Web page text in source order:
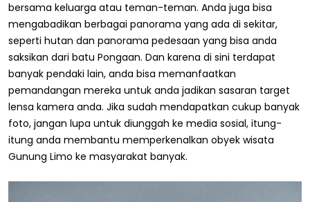
bersama keluarga atau teman-teman. Anda juga bisa
mengabadikan berbagai panorama yang ada di sekitar,
seperti hutan dan panorama pedesaan yang bisa anda
saksikan dari batu Pongaan. Dan karena di sini terdapat
banyak pendaki lain, anda bisa memanfaatkan
pemandangan mereka untuk anda jadikan sasaran target
lensa kamera anda. Jika sudah mendapatkan cukup banyak
foto, jangan lupa untuk diunggah ke media sosial, itung-
itung anda membantu memperkenalkan obyek wisata
Gunung Limo ke masyarakat banyak.